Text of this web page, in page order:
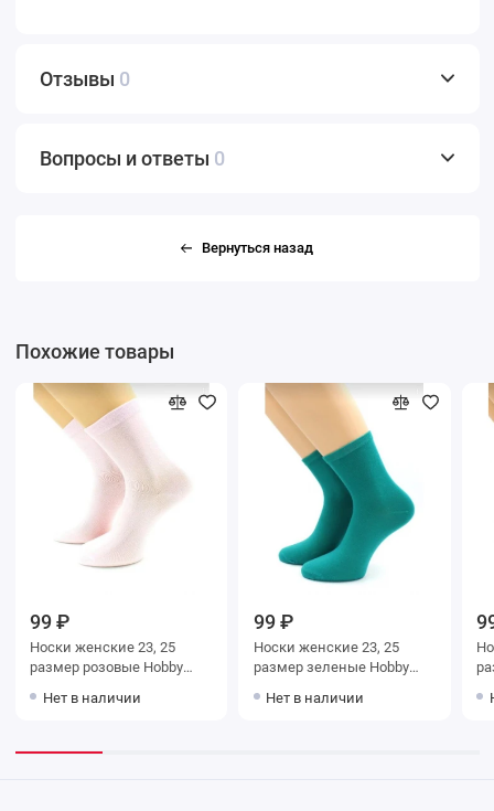
Отзывы 0
Вопросы и ответы 0
Вернуться назад
Похожие товары
99 ₽
Носки женские 23, 25
размер розовые Hobby
Нет в наличии
99 ₽
Носки женские 23, 25
размер зеленые Hobby
Нет в наличии
Носки